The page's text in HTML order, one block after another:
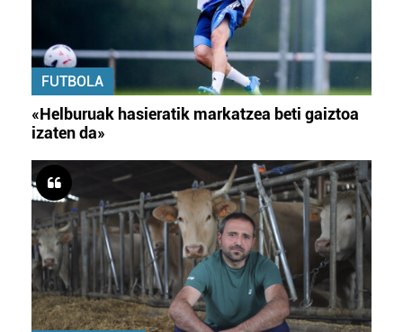
FUTBOLA
«Helburuak hasieratik markatzea beti gaiztoa
izaten da»